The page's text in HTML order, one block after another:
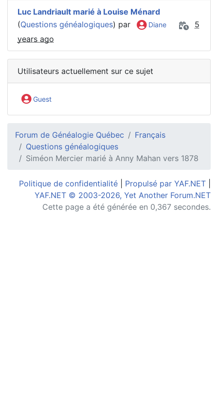
Luc Landriault marié à Louise Ménard
(Questions généalogiques) par Diane
5
years ago
Utilisateurs actuellement sur ce sujet
Guest
Forum de Généalogie Québec
Français
Questions généalogiques
Siméon Mercier marié à Anny Mahan vers 1878
Politique de confidentialité Propulsé par YAF.NET
YAF.NET © 2003-2026, Yet Another Forum.NET
Cette page a été générée en 0,367 secondes.